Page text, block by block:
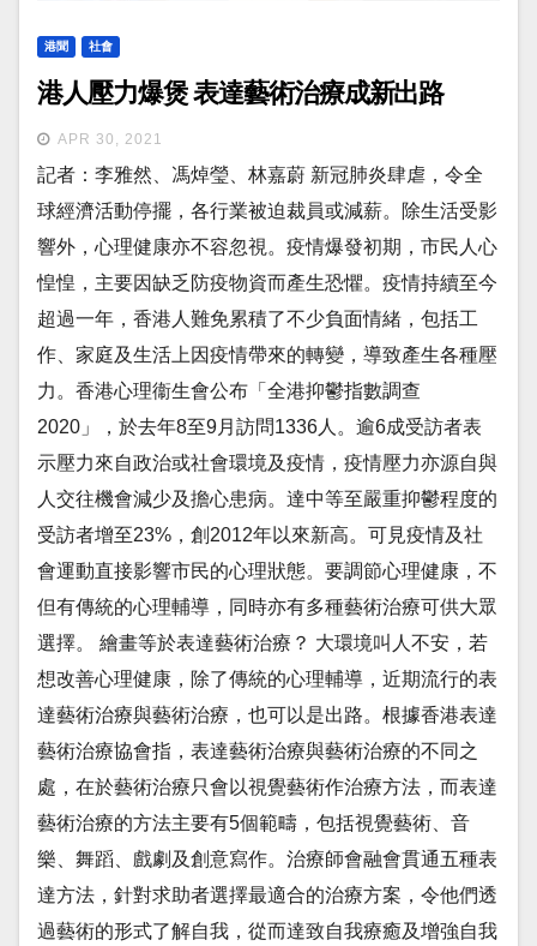
港聞 社會
港人壓力爆煲 表達藝術治療成新出路
APR 30, 2021
記者：李雅然、馮焯瑩、林嘉蔚 新冠肺炎肆虐，令全
球經濟活動停擺，各行業被迫裁員或減薪。除生活受影
響外，心理健康亦不容忽視。疫情爆發初期，市民人心
惶惶，主要因缺乏防疫物資而產生恐懼。疫情持續至今
超過一年，香港人難免累積了不少負面情緒，包括工
作、家庭及生活上因疫情帶來的轉變，導致產生各種壓
力。香港心理衞生會公布「全港抑鬱指數調查
2020」，於去年8至9月訪問1336人。逾6成受訪者表
示壓力來自政治或社會環境及疫情，疫情壓力亦源自與
人交往機會減少及擔心患病。達中等至嚴重抑鬱程度的
受訪者增至23%，創2012年以來新高。可見疫情及社
會運動直接影響市民的心理狀態。要調節心理健康，不
但有傳統的心理輔導，同時亦有多種藝術治療可供大眾
選擇。 繪畫等於表達藝術治療？ 大環境叫人不安，若
想改善心理健康，除了傳統的心理輔導，近期流行的表
達藝術治療與藝術治療，也可以是出路。根據香港表達
藝術治療協會指，表達藝術治療與藝術治療的不同之
處，在於藝術治療只會以視覺藝術作治療方法，而表達
藝術治療的方法主要有5個範疇，包括視覺藝術、音
樂、舞蹈、戲劇及創意寫作。治療師會融會貫通五種表
達方法，針對求助者選擇最適合的治療方案，令他們透
過藝術的形式了解自我，從而達致自我療癒及增強自我